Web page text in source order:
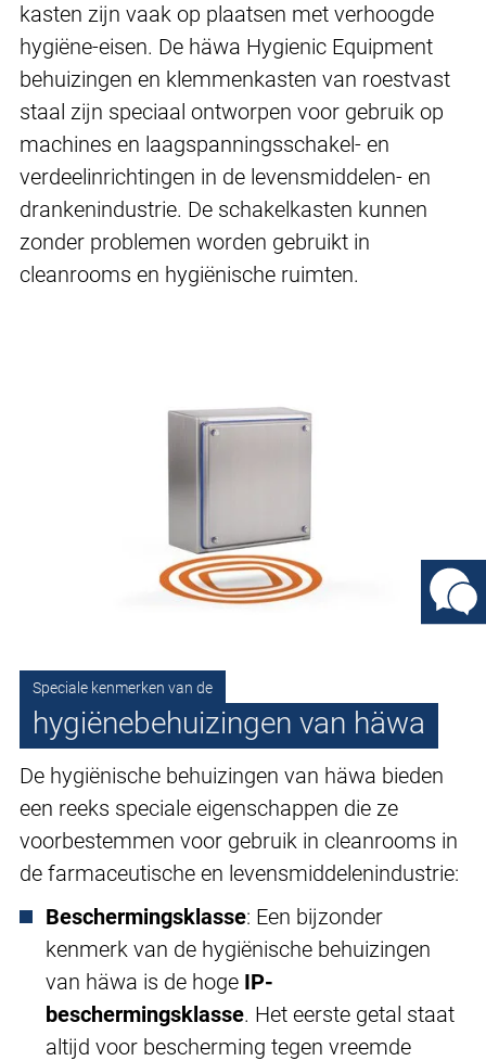
kasten zijn vaak op plaatsen met verhoogde
hygiëne-eisen. De häwa Hygienic Equipment
behuizingen en klemmenkasten van roestvast
staal zijn speciaal ontworpen voor gebruik op
machines en laagspanningsschakel- en
verdeelinrichtingen in de levensmiddelen- en
drankenindustrie. De schakelkasten kunnen
zonder problemen worden gebruikt in
cleanrooms en hygiënische ruimten.
Speciale kenmerken van de
hygiënebehuizingen van häwa
De hygiënische behuizingen van häwa bieden
een reeks speciale eigenschappen die ze
voorbestemmen voor gebruik in cleanrooms in
de farmaceutische en levensmiddelenindustrie:
Beschermingsklasse: Een bijzonder
kenmerk van de hygiënische behuizingen
van häwa is de hoge IP-
beschermingsklasse. Het eerste getal staat
altijd voor bescherming tegen vreemde